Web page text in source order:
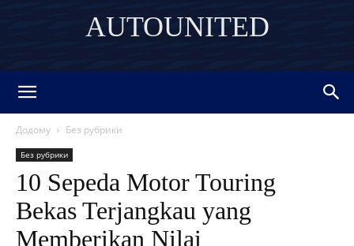
AUTOUNITED
Додому Без рубрики
Без рубрики
10 Sepeda Motor Touring
Bekas Terjangkau yang
Memberikan Nilai